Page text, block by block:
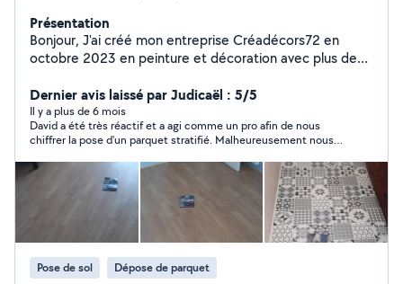
Présentation
Bonjour, J'ai créé mon entreprise Créadécors72 en
octobre 2023 en peinture et décoration avec plus de
entreprises . Passionné par mon métier, je serais à
l'écoute de tous vos projets: - Pose de papiers peints /
pose de toile de verre ou lisse/pose papier à
peindre/Préparations des murs en enduits/décors
peints/petit décors en trompe l'œil. - patines à
l'ancienne sur corniches/ pilastres ou portes - Enduits
décoratifs - Poses de sols PVC, moquettes, parquets.
Pose de plinthes. Ragréage Décorez vos murs avec
créadécors72. Peinture professionnelle de qualité au
meilleur prix. Peintre professionnel à votre service. A
bientôt David,
Dernier avis laissé par Judicaël : 5/5
Il y a plus de 6 mois
David a été très réactif et a agi comme un pro afin de nous
chiffrer la pose d'un parquet stratifié. Malheureusement nous
solliciter à nouveau si l'occasion se représente.
Pose de sol Dépose de parquet